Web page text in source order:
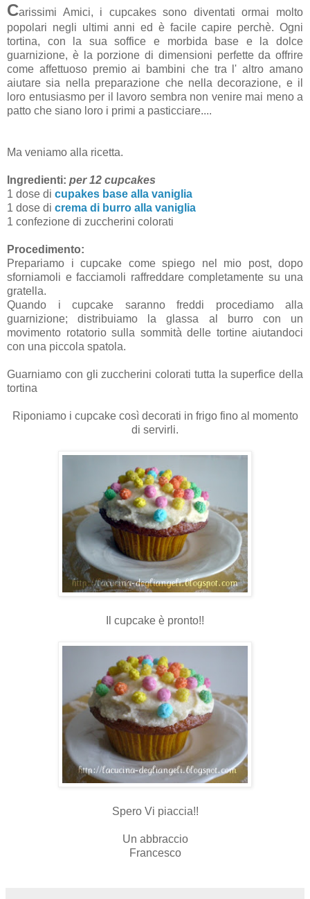
Carissimi Amici, i cupcakes sono diventati ormai molto
popolari negli ultimi anni ed è facile capire perchè. Ogni
tortina, con la sua soffice e morbida base e la dolce
guarnizione, è la porzione di dimensioni perfette da offrire
come affettuoso premio ai bambini che tra l' altro amano
aiutare sia nella preparazione che nella decorazione, e il
loro entusiasmo per il lavoro sembra non venire mai meno a
patto che siano loro i primi a pasticciare....
Ma veniamo alla ricetta.
Ingredienti: per 12 cupcakes
1 dose di cupakes base alla vaniglia
1 dose di crema di burro alla vaniglia
1 confezione di zuccherini colorati
Procedimento:
Prepariamo i cupcake come spiego nel mio post, dopo
sforniamoli e facciamoli raffreddare completamente su una
gratella.
Quando i cupcake saranno freddi procediamo alla
guarnizione; distribuiamo la glassa al burro con un
movimento rotatorio sulla sommità delle tortine aiutandoci
con una piccola spatola.
Guarniamo con gli zuccherini colorati tutta la superfice della
tortina
Riponiamo i cupcake così decorati in frigo fino al momento
di servirli.
Il cupcake è pronto!!
Spero Vi piaccia!!
Un abbraccio
Francesco